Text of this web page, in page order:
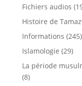
Fichiers audios
Histoire de
Informations (245)
Islamologie (29)
La période
(8)